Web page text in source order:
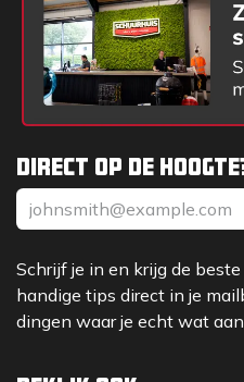
Direct op de
Schrijf je in en krijg de
handige tips direct in je
dingen waar je echt wat